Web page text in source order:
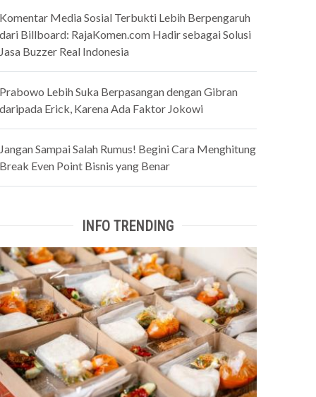
Media Sosial Terbukti Lebih Berpengaruh
Billboard: RajaKomen.com Hadir sebagai Solusi
Buzzer Real Indonesia
Lebih Suka Berpasangan dengan Gibran
Erick, Karena Ada Faktor Jokowi
Sampai Salah Rumus! Begini Cara Menghitung
Even Point Bisnis yang Benar
INFO TRENDING